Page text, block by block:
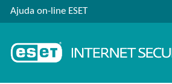
Ajuda on-line ESET